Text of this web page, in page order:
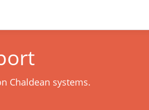
Chaldean systems.